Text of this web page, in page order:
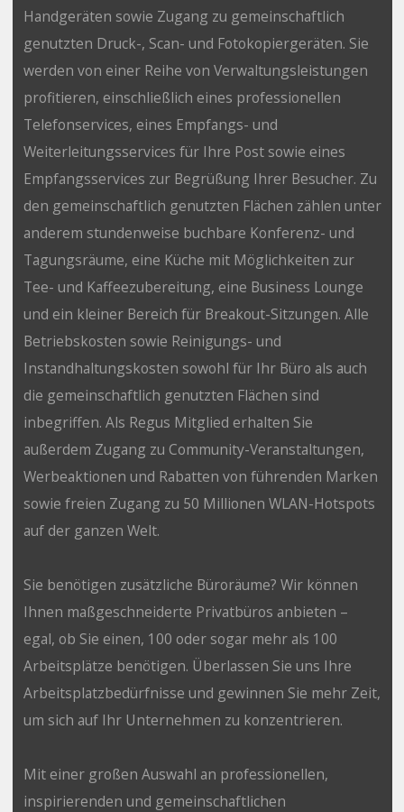
Handgeräten sowie Zugang zu gemeinschaftlich
genutzten Druck-, Scan- und Fotokopiergeräten. Sie
werden von einer Reihe von Verwaltungsleistungen
profitieren, einschließlich eines professionellen
Telefonservices, eines Empfangs- und
Weiterleitungsservices für Ihre Post sowie eines
Empfangsservices zur Begrüßung Ihrer Besucher. Zu
den gemeinschaftlich genutzten Flächen zählen unter
anderem stundenweise buchbare Konferenz- und
Tagungsräume, eine Küche mit Möglichkeiten zur
Tee- und Kaffeezubereitung, eine Business Lounge
und ein kleiner Bereich für Breakout-Sitzungen. Alle
Betriebskosten sowie Reinigungs- und
Instandhaltungskosten sowohl für Ihr Büro als auch
die gemeinschaftlich genutzten Flächen sind
inbegriffen. Als Regus Mitglied erhalten Sie
außerdem Zugang zu Community-Veranstaltungen,
Werbeaktionen und Rabatten von führenden Marken
sowie freien Zugang zu 50 Millionen WLAN-Hotspots
auf der ganzen Welt.
Sie benötigen zusätzliche Büroräume? Wir können
Ihnen maßgeschneiderte Privatbüros anbieten –
egal, ob Sie einen, 100 oder sogar mehr als 100
Arbeitsplätze benötigen. Überlassen Sie uns Ihre
Arbeitsplatzbedürfnisse und gewinnen Sie mehr Zeit,
um sich auf Ihr Unternehmen zu konzentrieren.
Mit einer großen Auswahl an professionellen,
inspirierenden und gemeinschaftlichen